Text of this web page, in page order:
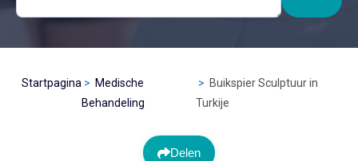
Startpagina
Medische
Behandeling
Buikspier Sculptuur in
Turkije
Delen